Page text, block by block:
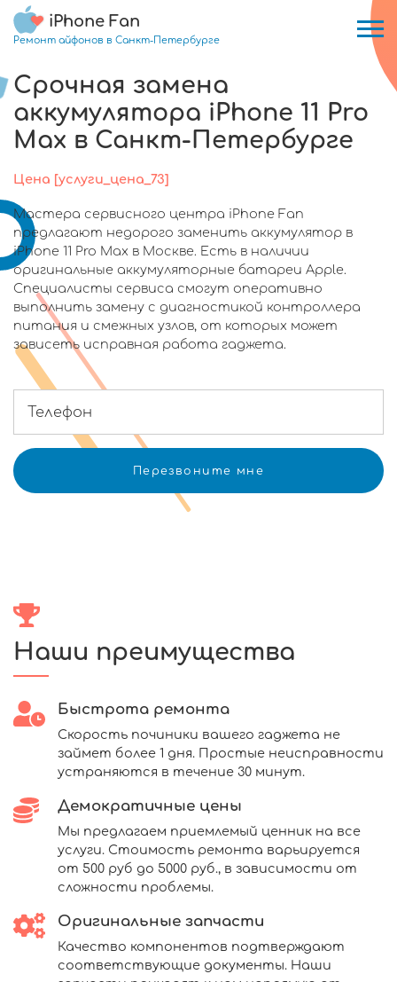
iPhone Fan
Ремонт айфонов в Санкт-Петербурге
Срочная замена
аккумулятора iPhone 11 Pro
Max в Санкт-Петербурге
Цена [услуги_цена_73]
Мастера сервисного центра iPhone Fan
предлагают недорого заменить аккумулятор в
iPhone 11 Pro Max в Москве. Есть в наличии
оригинальные аккумуляторные батареи Apple.
Специалисты сервиса смогут оперативно
выполнить замену с диагностикой контроллера
питания и смежных узлов, от которых может
зависеть исправная работа гаджета.
Наши преимущества
Быстрота ремонта
Скорость починики вашего гаджета не
займет более 1 дня. Простые неисправности
устраняются в течение 30 минут.
Демократичные цены
Мы предлагаем приемлемый ценник на все
услуги. Стоимость ремонта варьируется
от 500 руб до 5000 руб., в зависимости от
сложности проблемы.
Оригинальные запчасти
Качество компонентов подтверждают
соответствующие документы. Наши